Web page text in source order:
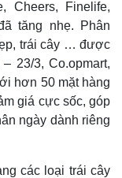
Cheers, Finelife,
tăng nhẹ. Phân
trái cây … được
23/3, Co.opmart,
hơn 50 mặt hàng
giá cực sốc, góp
ngày dành riêng
các loại trái cây